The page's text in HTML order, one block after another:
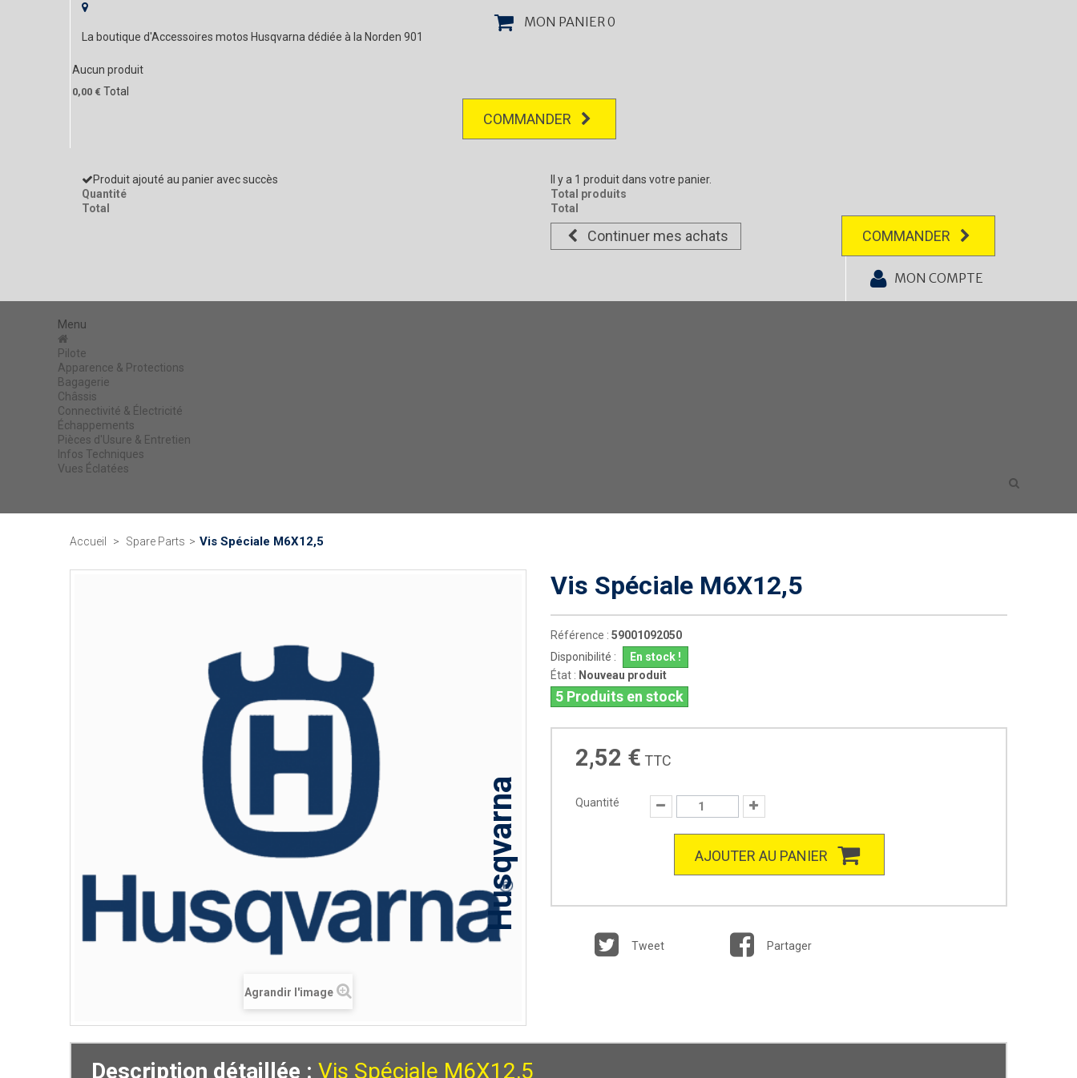
La boutique d'Accessoires motos Husqvarna dédiée à la Norden 901
MON PANIER0
Aucun produit
0,00 € Total
COMMANDER
Produit ajouté au panier avec succès
Quantité
Total
Il y a 1 produit dans votre panier.
Total produits
Total
Continuer mes achats COMMANDER
MON COMPTE
Menu
Pilote
Apparence & Protections
Bagagerie
Châssis
Connectivité & Électricité
Échappements
Pièces d'Usure & Entretien
Infos Techniques
Vues Éclatées
Accueil > Spare Parts > Vis Spéciale M6X12,5
Agrandir l'image
Husqvarna
Vis Spéciale M6X12,5
Référence : 59001092050
Disponibilité :
En stock !
État : Nouveau produit
5 Produits en stock
2,52 € TTC
Quantité
AJOUTER AU PANIER
Tweet Partager
Description détaillée : Vis Spéciale M6X12,5